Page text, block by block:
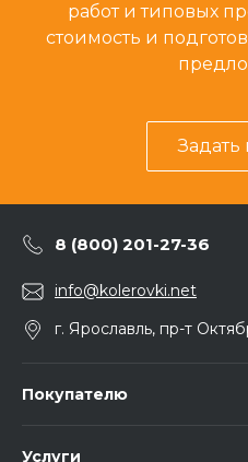
работ и типовых
стоимость и
Задать
8 (800) 201-27-36
info@kolerovki.net
г. Ярославль, пр-т
Покупателю
Услуги